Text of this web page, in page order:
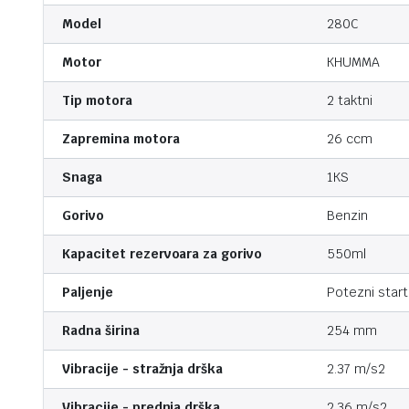
Model 280C
Motor KHUMMA
Tip motora 2 taktni
Zapremina motora 26 ccm
Snaga 1KS
Gorivo Benzin
Kapacitet rezervoara za gorivo 550ml
Paljenje Potezni
Radna širina 254 mm
Vibracije - stražnja drška 2.37 m/s2